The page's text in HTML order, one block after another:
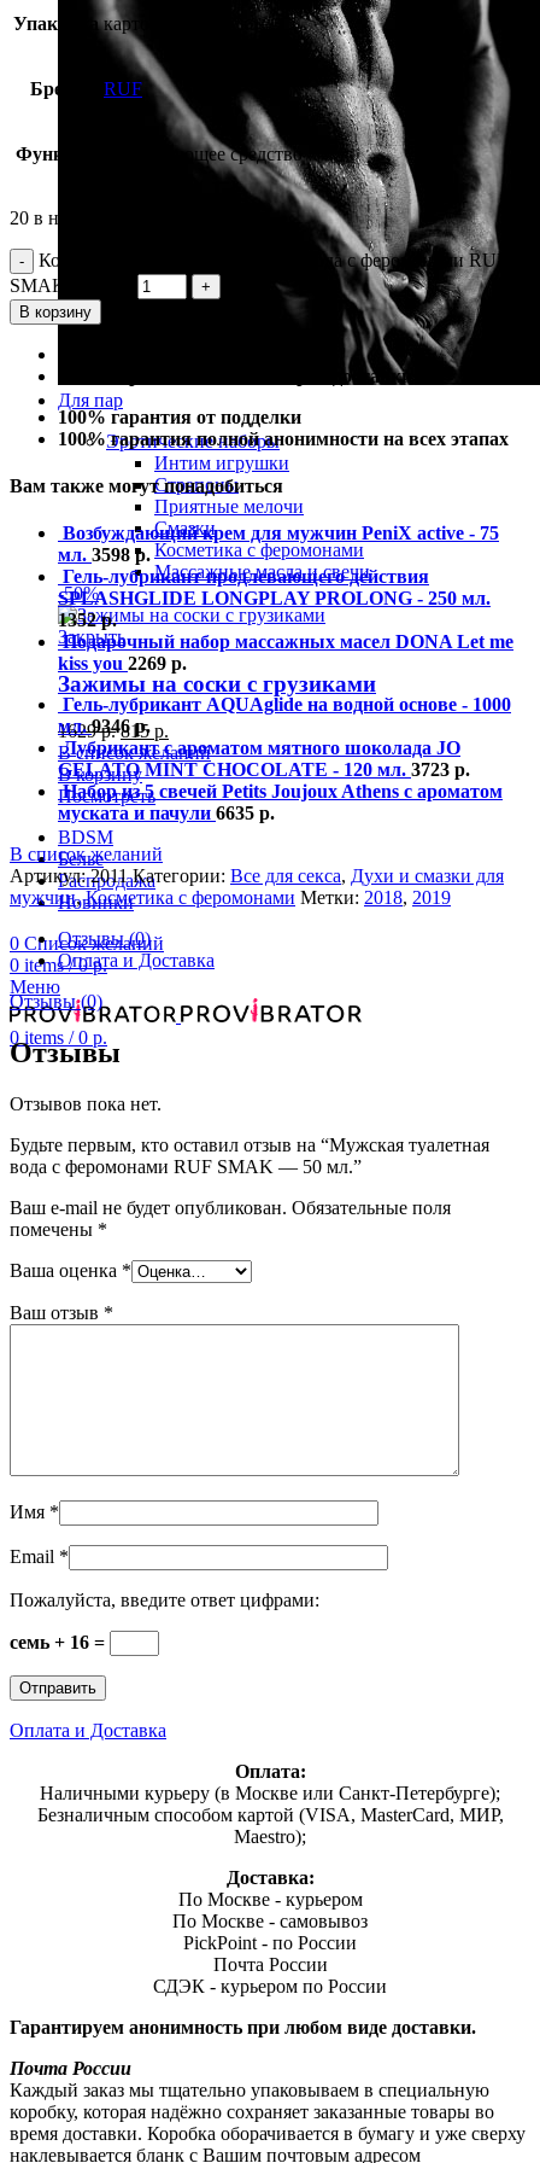
Для пар
Эротические наборы
Интим игрушки
Страпоны
Приятные мелочи
Смазки
Косметика с феромонами
Массажные масла и свечи
-50%
Закрыть
Зажимы на соски с грузиками
1629р. 815р.
В список желаний
В корзину
Посмотреть
BDSM
Белье
Распродажа
Новинки
0 Список желаний
0 items / 0р.
Меню
0 items / 0 р.
Упаковка картонная коробка
Бренд RUF
Функция возбуждающее средство
20 в наличии
Количество Мужская туалетная вода с феромонами RUF
SMAK - 50 мл.
В корзину
100% гарантия самой быстрой доставки
100% гарантия от подделки
100% гарантия полной анонимности на всех этапах
Вам также могут понадобиться
Возбуждающий крем для мужчин PeniX active - 75
мл. 3598 р.
Гель-лубрикант продлевающего действия
SPLASHGLIDE LONGPLAY PROLONG - 250 мл.
1352р.
Подарочный набор массажных масел DONA Let me
kiss you 2269 р.
Гель-лубрикант AQUAglide на водной основе - 1000
мл.9346р.
Лубрикант с ароматом мятного шоколада JO
GELATO MINT CHOCOLATE - 120 мл. 3723 р.
Набор из 5 свечей Petits Joujoux Athens с ароматом
муската и пачули 6635 р.
В список желаний
Артикул:2011 Категории: Все для секса, Духи и смазки для
мужчин, Косметика с феромонами Метки: 2018, 2019
Отзывы (0)
Оплата и Доставка
Отзывы (0)
Отзывы
Отзывов пока нет.
Будьте первым, кто оставил отзыв на “Мужская туалетная
вода с феромонами RUF SMAK — 50 мл.”
Ваш e-mail не будет опубликован. Обязательные поля
помечены *
Ваша оценка *
Ваш отзыв *
Имя *
Email *
Пожалуйста, введите ответ цифрами:
семь + 16 =
Оплата и Доставка
Оплата:
Наличными курьеру (в Москве или Санкт-Петербурге);
Безналичным способом картой (VISA, MasterCard, МИР,
Maestro);
Доставка:
По Москве - курьером
По Москве - самовывоз
PickPoint - по России
Почта России
СДЭК - курьером по России
Гарантируем анонимность при любом виде доставки.
Почта России
Каждый заказ мы тщательно упаковываем в специальную
коробку, которая надёжно сохраняет заказанные товары во
время доставки. Коробка оборачивается в бумагу и уже сверху
наклевывается бланк с Вашим почтовым адресом